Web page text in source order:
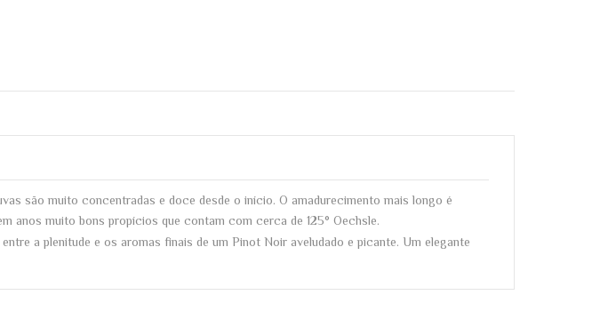
são muito concentradas e doce desde o início. O amadurecimento mais longo é
anos muito bons propícios que contam com cerca de 125° Oechsle.
a plenitude e os aromas finais de um Pinot Noir aveludado e picante. Um elegante